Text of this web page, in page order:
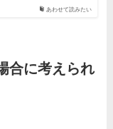
あわせて読みたい
合に考えられ